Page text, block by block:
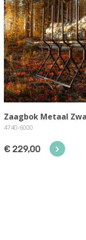
Zaagbok Metaal
4740-6000
€ 229,00